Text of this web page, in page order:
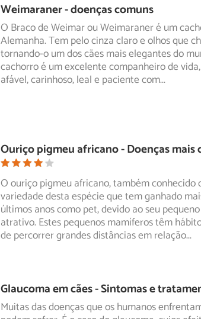
Weimaraner - doenças comuns
O Braco de Weimar ou Weimaraner é um
Alemanha. Tem pelo cinza claro e olhos que
tornando-o umdos cães mais elegantes do
cachorro é um excelente companheiro de
afável, carinhoso, leal e paciente com...
Ouriço pigmeu africano - Doenças mais
O ouriço pigmeu africano, também conhecido
variedade desta espécie que tem ganhado
últimos anos comopet, devido ao seu
atrativo. Estes pequenos mamíferos têm
de percorrer grandes distâncias em relação...
Glaucoma em cães - Sintomas e
Muitas das doenças que os humanos